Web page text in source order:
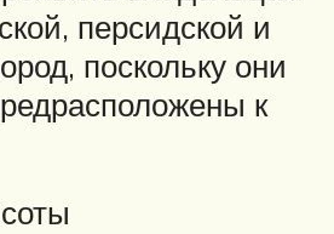
персидской и
поскольку они
к